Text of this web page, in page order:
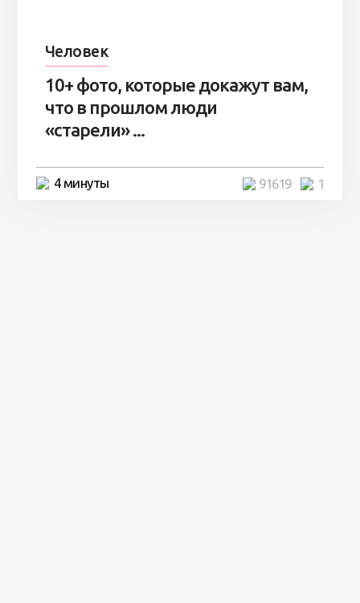
Человек
10+ фото, которые докажут вам,
что в прошлом люди
«старели» ...
4 минуты 1
91619